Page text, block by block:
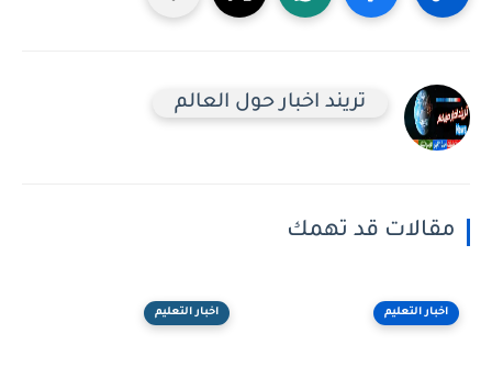
تريند اخبار حول العالم
مقالات قد تهمك
اخبار التعليم اخبار التعليم